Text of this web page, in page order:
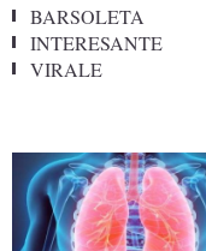
BARSOLETA
INTERESANTE
VIRALE